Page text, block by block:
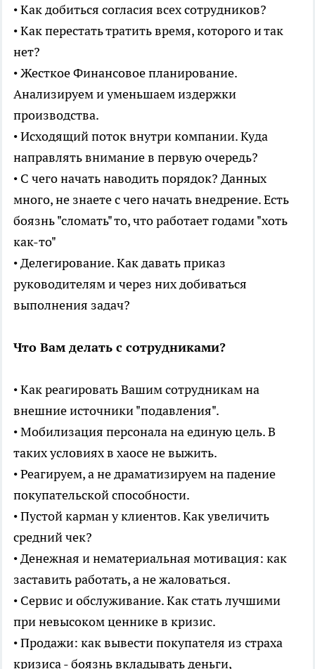
• Как добиться согласия всех сотрудников?
• Как перестать тратить время, которого и так
нет?
• Жесткое Финансовое планирование.
Анализируем и уменьшаем издержки
производства.
• Исходящий поток внутри компании. Куда
направлять внимание в первую очередь?
• С чего начать наводить порядок? Данных
много, не знаете с чего начать внедрение. Есть
боязнь "сломать" то, что работает годами "хоть
как-то"
• Делегирование. Как давать приказ
руководителям и через них добиваться
выполнения задач?
Что Вам делать с сотрудниками?
• Как реагировать Вашим сотрудникам на
внешние источники "подавления".
• Мобилизация персонала на единую цель. В
таких условиях в хаосе не выжить.
• Реагируем, а не драматизируем на падение
покупательской способности.
• Пустой карман у клиентов. Как увеличить
средний чек?
• Денежная и нематериальная мотивация: как
заставить работать, а не жаловаться.
• Сервис и обслуживание. Как стать лучшими
при невысоком ценнике в кризис.
• Продажи: как вывести покупателя из страха
кризиса - боязнь вкладывать деньги,